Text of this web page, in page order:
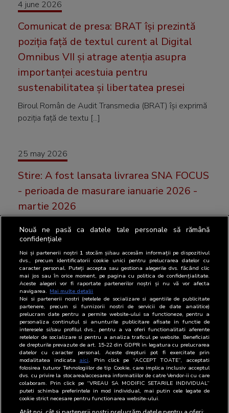
4 june 2026
Comunicat de presa: BRAT își prezintă
poziția față de textul curent al Digital
Omnibus VII și atrage atenția asupra
importanței acestuia pentru
sustenabilitatea și libertatea presei
Biroul Român de Audit Transmedia (BRAT) își exprimă
poziția față de textu [...]
25 may 2026
Stire: A fost lansata livrarea SNA FOCUS
- perioada de masurare ianuarie 2026 -
martie 2026
Luni, 25 mai, BRAT a publicat cele mai recente
rezultatele SNA FOCUS.
16 march 2026
16 martie 2026, BRAT a publicat cele
mai recente cifre de difuzare ale
publicatiilor tiparite auditate de BRAT
Astazi 16 martie, BRAT a publicat cele mai recente
cifre de difuzare ale publicațiilor ti [...]
Nouă ne pasă ca datele tale personale să rămână
confidențiale
Noi și partenerii noștri 1 stocăm și/sau accesăm informații pe dispozitivul
dvs., precum identificatorii cookie unici pentru prelucrarea datelor cu
caracter personal. Puteți accepta sau gestiona alegerile dvs. făcând clic
mai jos sau în orice moment, pe pagina cu politica de confidențialitate.
Aceste alegeri vor fi raportate partenerilor noștri și nu vă vor afecta
navigarea. Mai multe detalii
Noi si partenerii nostri (retelele de socializare si agentiile de publicitate
partenere, precum si furnizorii nostri de servicii de date analitice)
prelucram date pentru a permite website-ului sa functioneze, pentru a
personaliza continutul si anunturile publicitare afisate in functie de
interesele si/sau profilul dvs., pentru a va oferi functionalitati aferente
retelelor de socializare si pentru a analiza traficul pe website. Beneficiati
de drepturile prevazute de art. 15-22 din GDPR in legatura cu prelucrarea
datelor cu caracter personal. Aceste drepturi pot fi exercitate prin
modalitatea indicata aici. Prin click pe “ACCEPT TOATE”, acceptati
folosirea tuturor Tehnologiilor de tip Cookie, care implica inclusiv acceptul
dvs. cu privire la stocarea/accesarea informatiilor de catre Vendor-ii cu care
colaboram. Prin click pe “VREAU SA MODIFIC SETARILE INDIVIDUAL”
puteti schimba preferintele in mod individual, mai putin cele legate de
cookie strict necesare pentru functionarea website-ului.